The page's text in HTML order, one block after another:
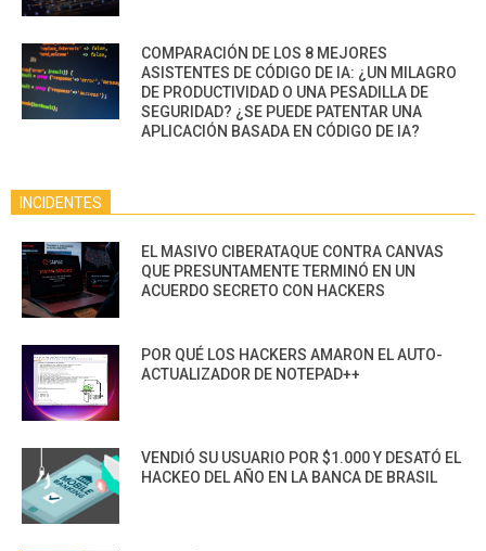
COMPARACIÓN DE LOS 8 MEJORES
ASISTENTES DE CÓDIGO DE IA: ¿UN MILAGRO
DE PRODUCTIVIDAD O UNA PESADILLA DE
SEGURIDAD? ¿SE PUEDE PATENTAR UNA
APLICACIÓN BASADA EN CÓDIGO DE IA?
INCIDENTES
EL MASIVO CIBERATAQUE CONTRA CANVAS
QUE PRESUNTAMENTE TERMINÓ EN UN
ACUERDO SECRETO CON HACKERS
POR QUÉ LOS HACKERS AMARON EL AUTO-
ACTUALIZADOR DE NOTEPAD++
VENDIÓ SU USUARIO POR $1.000 Y DESATÓ EL
HACKEO DEL AÑO EN LA BANCA DE BRASIL